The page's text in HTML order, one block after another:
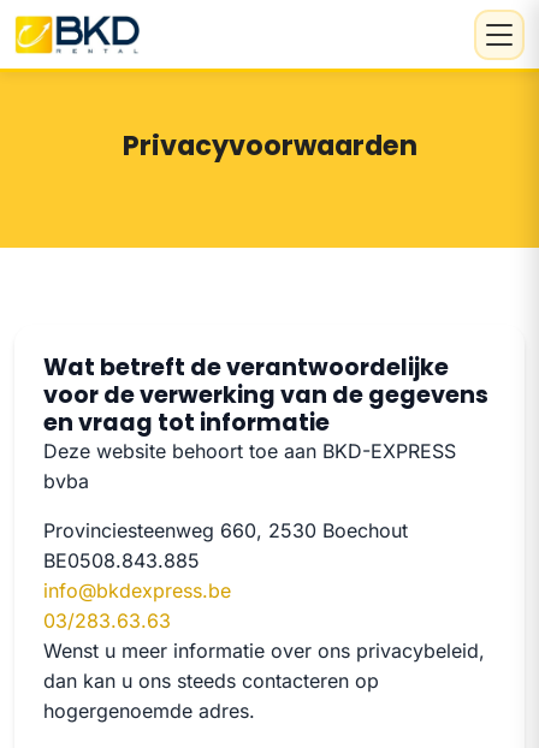
Privacyvoorwaarden
Wat betreft de verantwoordelijke
voor de verwerking van de gegevens
en vraag tot informatie
Deze website behoort toe aan BKD-EXPRESS
bvba
Provinciesteenweg 660, 2530 Boechout
BE0508.843.885
info@bkdexpress.be
03/283.63.63
Wenst u meer informatie over ons privacybeleid,
dan kan u ons steeds contacteren op
hogergenoemde adres.